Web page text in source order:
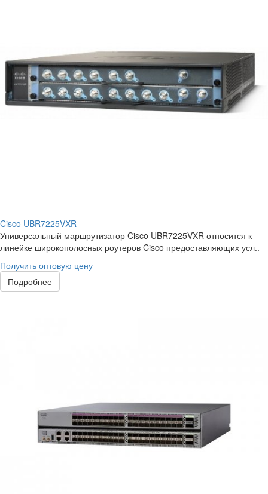
Cisco UBR7225VXR
Универсальный маршрутизатор Cisco UBR7225VXR относится к
линейке широкополосных роутеров Cisco предоставляющих усл..
Получить оптовую цену
Подробнее